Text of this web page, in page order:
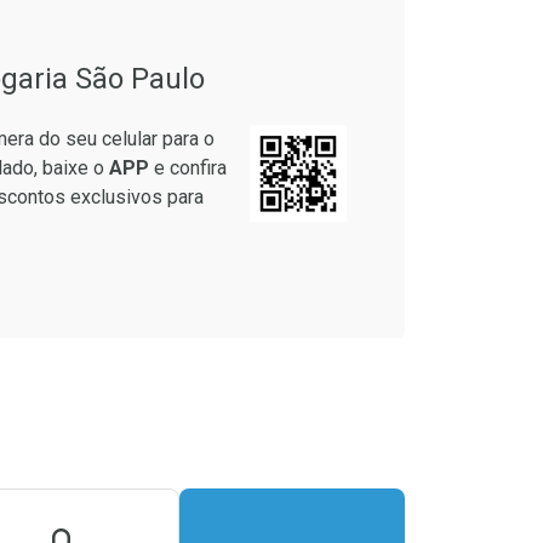
São Paulo
do seu celular para o
baixe o APP e confira
exclusivos para